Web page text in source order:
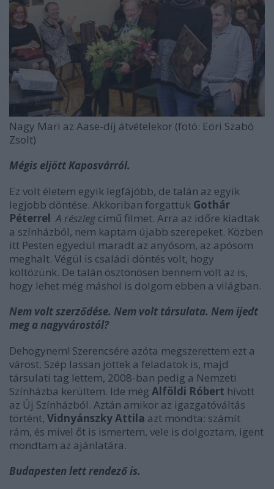
Nagy Mari az Aase-díj átvételekor (fotó: Eöri Szabó
Zsolt)
Mégis eljött Kaposvárról.
Ez volt életem egyik legfájóbb, de talán az egyik
legjobb döntése. Akkoriban forgattuk Gothár
Péterrel A részleg című filmet. Arra az időre kiadtak
a színházból, nem kaptam újabb szerepeket. Közben
itt Pesten egyedül maradt az anyósom, az apósom
meghalt. Végül is családi döntés volt, hogy
költözünk. De talán ösztönösen bennem volt az is,
hogy lehet még máshol is dolgom ebben a világban.
Nem volt szerződése. Nem volt társulata. Nem ijedt
meg a nagy­várostól?
Dehogynem! Szerencsére azóta megszerettem ezt a
várost. Szép lassan jöttek a feladatok is, majd
társulati tag lettem, 2008-ban pedig a Nemzeti
Színházba kerültem. Ide még Alföldi Róbert hívott
az Új Színházból. Aztán amikor az igazgatóváltás
történt, Vidnyánszky Attila azt mondta: számít
rám, és mivel őt is ismertem, vele is dolgoztam, igent
mondtam az ajánlatára.
Budapesten lett rendező is.